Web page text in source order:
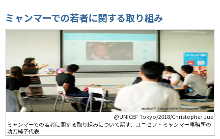
ミャンマーでの若者に関する取り組み
@UNICEF Tokyo/2018/Christopher Jue
ミャンマーでの若者に関する取り組みについて話す、ユニセフ・ミャンマー事務所の
功刀純子代表